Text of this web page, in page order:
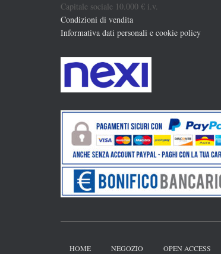
Capitale sociale 10.000 € i.v.
Condizioni di vendita
Informativa dati personali e cookie policy
HOME NEGOZIO OPEN ACCESS